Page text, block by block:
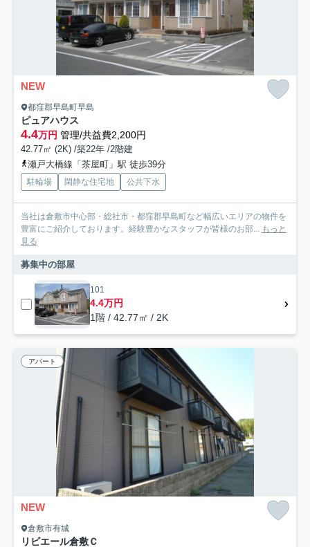
NEW
都窪郡早島町早島
ピュアハウス
4.4万円 管理/共益費2,200円
42.77㎡ (2K) /築22年 /2階建
瀬戸大橋線「茶屋町」駅 徒歩39分
駐輪場 閑静な住宅地 公共下水
当社は倉敷市中心部・総社市・都窪郡早島町など幅広いエリアの物件を
豊富にご紹介しております。経験豊かなスタッフが皆様のお部... もっと
見る
募集中の部屋
101
4.4万円
1階 / 42.77㎡ / 2K
アパート
NEW
倉敷市有城
リビエール倉敷Ｃ